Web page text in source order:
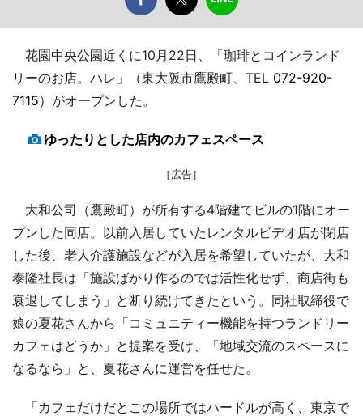
花園中央公園近くに10月22日、「珈琲とコインランド
リーのお店。ハレ」（東大阪市鷹殿町、TEL 072-920-
7115）がオープンした。
ゆったりとした店内のカフェスペース
［広告］
大和公司（鷹殿町）が所有する4階建てビルの1階にオー
プンした同店。以前入居していたレンタルビデオ店が閉店
した後、老人介護施設などが入居を希望していたが、大和
泰隆社長は「施設ばかり作るのでは活性化せず、商店街も
衰退してしまう」と断り続けてきたという。同社取締役で
娘の夏花さんから「コミュニティー機能を持つランドリー
カフェはどうか」と提案を受け、「地域交流のスペースに
なるなら」と、夏花さんに運営を任せた。
「カフェだけだとこの場所ではハードルが高く、東京で